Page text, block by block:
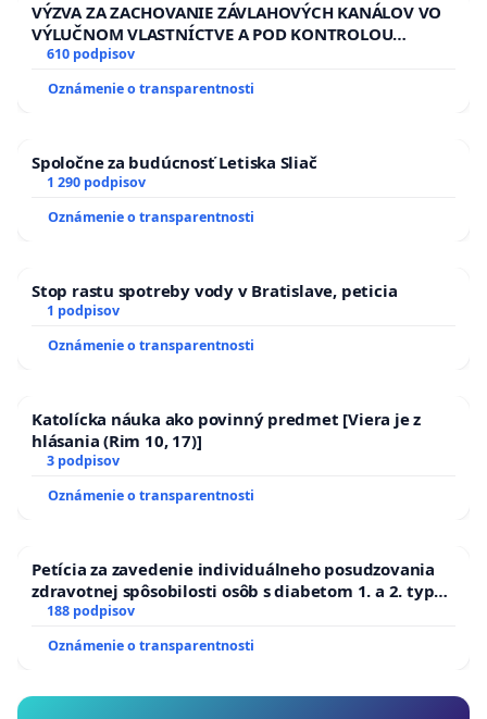
VÝZVA ZA ZACHOVANIE ZÁVLAHOVÝCH KANÁLOV VO
VÝLUČNOM VLASTNÍCTVE A POD KONTROLOU
SLOVENSKEJ REPUBLIKY & žiadosť na riešenie
zanedbaného stavu závlahových a odvodňovacích
kanálov na Slovensku
610 podpisov
Oznámenie o transparentnosti
Spoločne za budúcnosť Letiska Sliač
1 290 podpisov
Oznámenie o transparentnosti
Stop rastu spotreby vody v Bratislave, peticia
1 podpisov
Oznámenie o transparentnosti
Katolícka náuka ako povinný predmet [Viera je z
hlásania (Rim 10, 17)]
3 podpisov
Oznámenie o transparentnosti
Petícia za zavedenie individuálneho posudzovania
zdravotnej spôsobilosti osôb s diabetom 1. a 2. typu
pri prijímaní do Policajného zboru SR
188 podpisov
Oznámenie o transparentnosti